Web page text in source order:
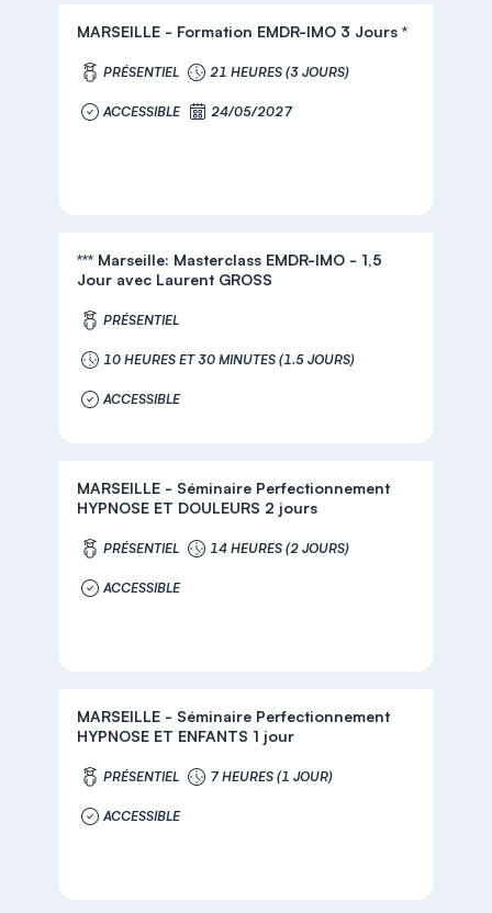
MARSEILLE - Formation EMDR-IMO 3 Jours *
PRÉSENTIEL 21 HEURES (3 JOURS)
ACCESSIBLE 24/05/2027
*** Marseille: Masterclass EMDR-IMO - 1,5
Jour avec Laurent GROSS
PRÉSENTIEL
10 HEURES ET 30 MINUTES (1.5 JOURS)
ACCESSIBLE
MARSEILLE - Séminaire Perfectionnement
HYPNOSE ET DOULEURS 2 jours
PRÉSENTIEL 14 HEURES (2 JOURS)
ACCESSIBLE
MARSEILLE - Séminaire Perfectionnement
HYPNOSE ET ENFANTS 1 jour
PRÉSENTIEL 7 HEURES (1 JOUR)
ACCESSIBLE